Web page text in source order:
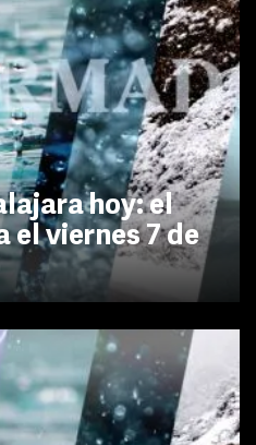
hoy: el
el viernes 7 de